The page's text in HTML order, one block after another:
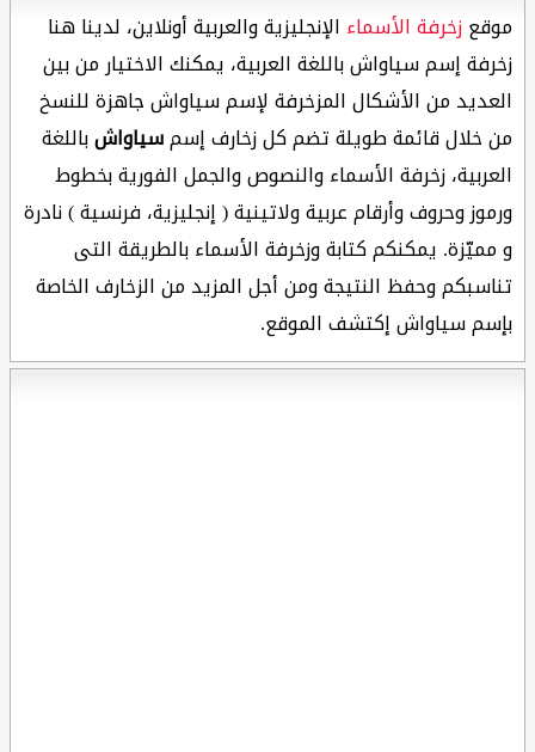
موقعزخرفة الأسماء الإنجليزية والعربية أونلاين، لدينا هنا
زخرفة إسم سياواش باللغة العربية، يمكنك الاختيار من بين
العديد من الأشكال المزخرفة لإسم سياواش جاهزة للنسخ
من خلال قائمة طويلة تضم كل زخارف إسمسياواشباللغة
العربية، زخرفة الأسماء والنصوص والجمل الفورية بخطوط
ورموز وحروف وأرقام عربية ولاتينية ( إنجليزية، فرنسية ) نادرة
و مميّزة. يمكنكم كتابة وزخرفة الأسماء بالطريقة التى
تناسبكم وحفظ النتيجة ومن أجل المزيد من الزخارف الخاصة
بإسم سياواش إكتشف الموقع.